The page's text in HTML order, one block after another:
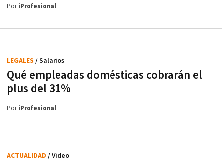
PoriProfesional
Qué empleadas domésticas cobrarán el
plus del 31%
LEGALES / Salarios
PoriProfesional
ACTUALIDAD / Video